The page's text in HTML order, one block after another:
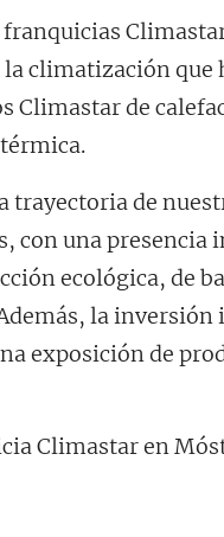
climatización que
Climastar de
trayectoria de
con una presencia
ecológica, de
la
exposición de